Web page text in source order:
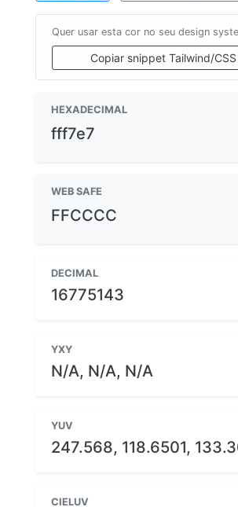
Quer usar esta cor no seu design
Copiar snippet Tailwind/CSS
HEXADECIMAL
fff7e7
WEB SAFE
FFCCCC
DECIMAL
16775143
YXY
N/A, N/A, N/A
YUV
247.568, 118.6501,
CIELUV